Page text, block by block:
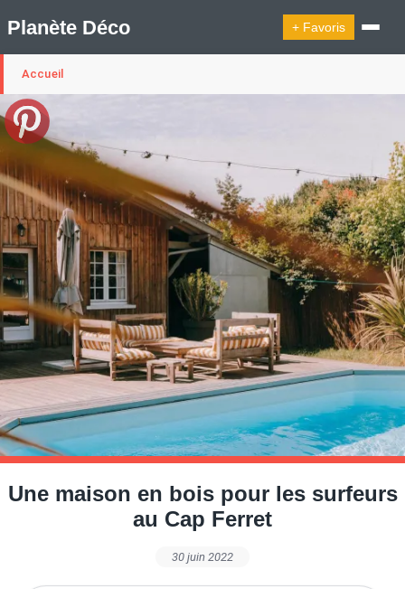
Planète Déco + Favoris
🛍︎ Shop Planète Déco
Appartement Design Cabanes
Decoration Noël
Design Suédois En Quelques Photos
Idées Déco En 10 Photos
La Semaine Décoration Et Design
Maison En Ville
Méli-Mélo Suédois
Publi Reportage
Tendance
Interieurs Scandinaves
La Décoration Selon Votre Signe Astrologique
Les Trouvailles Déco Du Jour
Loft
Maison Appartement Écologique
Maison Container/container House
Maison D'hôtes
Maison Et Appartement Vintage
On Décode La Déco
Petite Surface
Question De Style
Renovation
Revue De Week End
Tiny House
Accueil
Une maison en bois pour les surfeurs
au Cap Ferret
30 juin 2022